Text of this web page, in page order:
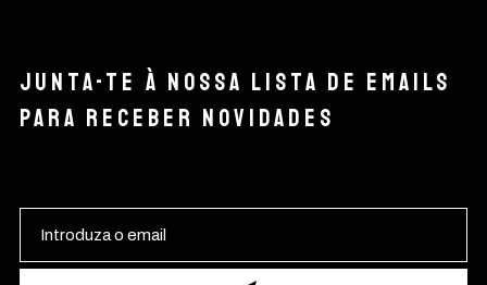
Junta-te à nossa lista de emails
para receber novidades